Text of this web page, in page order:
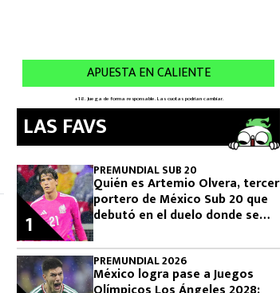
LAS FAVS
PREMUNDIAL SUB 20
Quién es Artemio Olvera, tercer
portero de México Sub 20 que
debutó en el duelo donde se
1
PREMUNDIAL 2026
México logra pase a Juegos